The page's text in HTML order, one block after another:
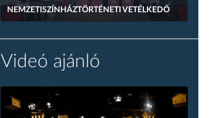
NEMZETISZÍNHÁZTÖRTÉNETI VETÉLKEDŐ
Videó ajánló